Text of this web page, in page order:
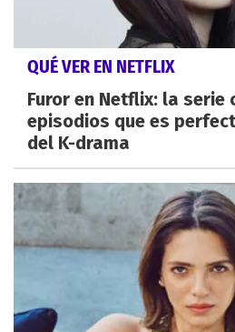
QUÉ VER EN NETFLIX
Furor en Netflix: la serie
episodios que es
del K-drama